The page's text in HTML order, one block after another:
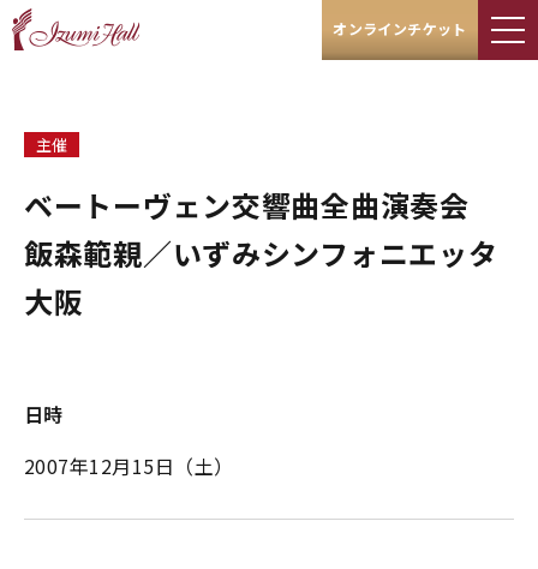
オンラインチケット
主催
ベートーヴェン交響曲全曲演奏会
飯森範親／いずみシンフォニエッタ
大阪
日時
2007年12月15日（土）